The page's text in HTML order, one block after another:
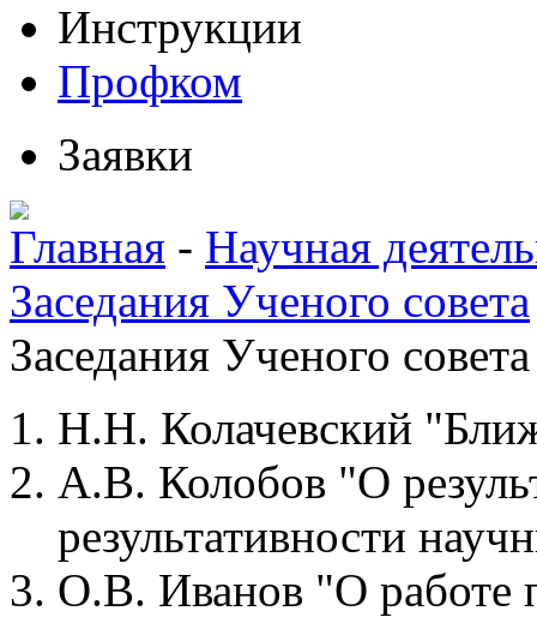
Инструкции
Профком
Заявки
Главная - Научная
Заседания Ученого совета
Заседания Ученого
Н.Н. Колачевский
А.В. Колобов "О
результативности
О.В. Иванов "О